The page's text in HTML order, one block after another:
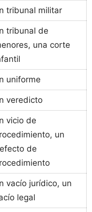
tribunal militar
tribunal de
una corte
uniforme
veredicto
vicio de
un
de
vacío jurídico, un
legal